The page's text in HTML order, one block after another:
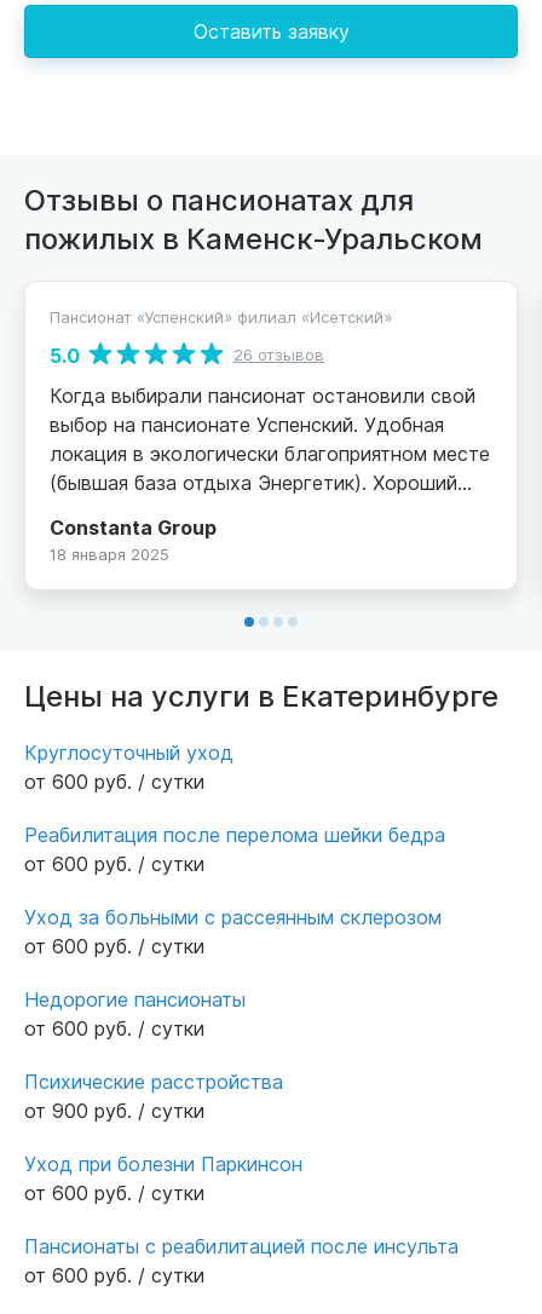
Оставить заявку
Отзывы о пансионатах для
пожилых в Каменск-Уральском
Пансионат «Успенский» филиал «Исетский»
5.0 26 отзывов
Когда выбирали пансионат остановили свой
выбор на пансионате Успенский. Удобная
локация в экологически благоприятном месте
(бывшая база отдыха Энергетик). Хороший
благоустроенная территория, парковка.
Внутри просторно, комфортные двухместные
с диванами и телевизором. Персонал добрый
должном уровне. От нас искренние слова
благодарности.
Constanta Group
18 января 2025
Цены на услуги в Екатеринбурге
Круглосуточный уход
от 600 руб. / сутки
Реабилитация после перелома шейки бедра
от 600 руб. / сутки
Уход за больными с рассеянным склерозом
от 600 руб. / сутки
Недорогие пансионаты
от 600 руб. / сутки
Психические расстройства
от 900 руб. / сутки
Уход при болезни Паркинсон
от 600 руб. / сутки
Пансионаты с реабилитацией после инсульта
от 600 руб. / сутки